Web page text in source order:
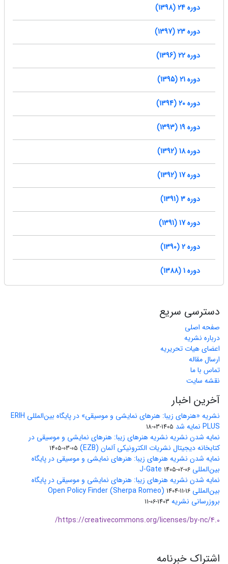
دوره 24 (1398)
دوره 23 (1397)
دوره 22 (1396)
دوره 21 (1395)
دوره 20 (1394)
دوره 19 (1393)
دوره 18 (1392)
دوره 17 (1392)
دوره 3 (1391)
دوره 17 (1391)
دوره 2 (1390)
دوره 1 (1388)
دسترسی سریع
صفحه اصلی
درباره نشریه
اعضای هیات تحریریه
ارسال مقاله
تماس با ما
نقشه سایت
آخرین اخبار
نشریه «هنرهای زیبا: هنرهای نمایشی و موسیقی» در پایگاه بین‌المللی ERIH
PLUS نمایه شد
1405-03-18
نمایه شدن نشریه نشریه هنرهای زیبا: هنرهای نمایشی و موسیقی در
کتابخانه دیجیتال نشریات الکترونیکی آلمان (EZB)
1405-03-05
نمایه شدن نشریه هنرهای زیبا: هنرهای نمایشی و موسیقی در پایگاه
بین‌المللی J-Gate 1405-02-06
نمایه شدن نشریه هنرهای زیبا: هنرهای نمایشی و موسیقی در پایگاه
بین‌المللی Open Policy Finder (Sherpa Romeo) 1404-11-16
بروزرسانی نشریه 1403-06-11
https://creativecommons.org/licenses/by-nc/4.0/
اشتراک خبرنامه